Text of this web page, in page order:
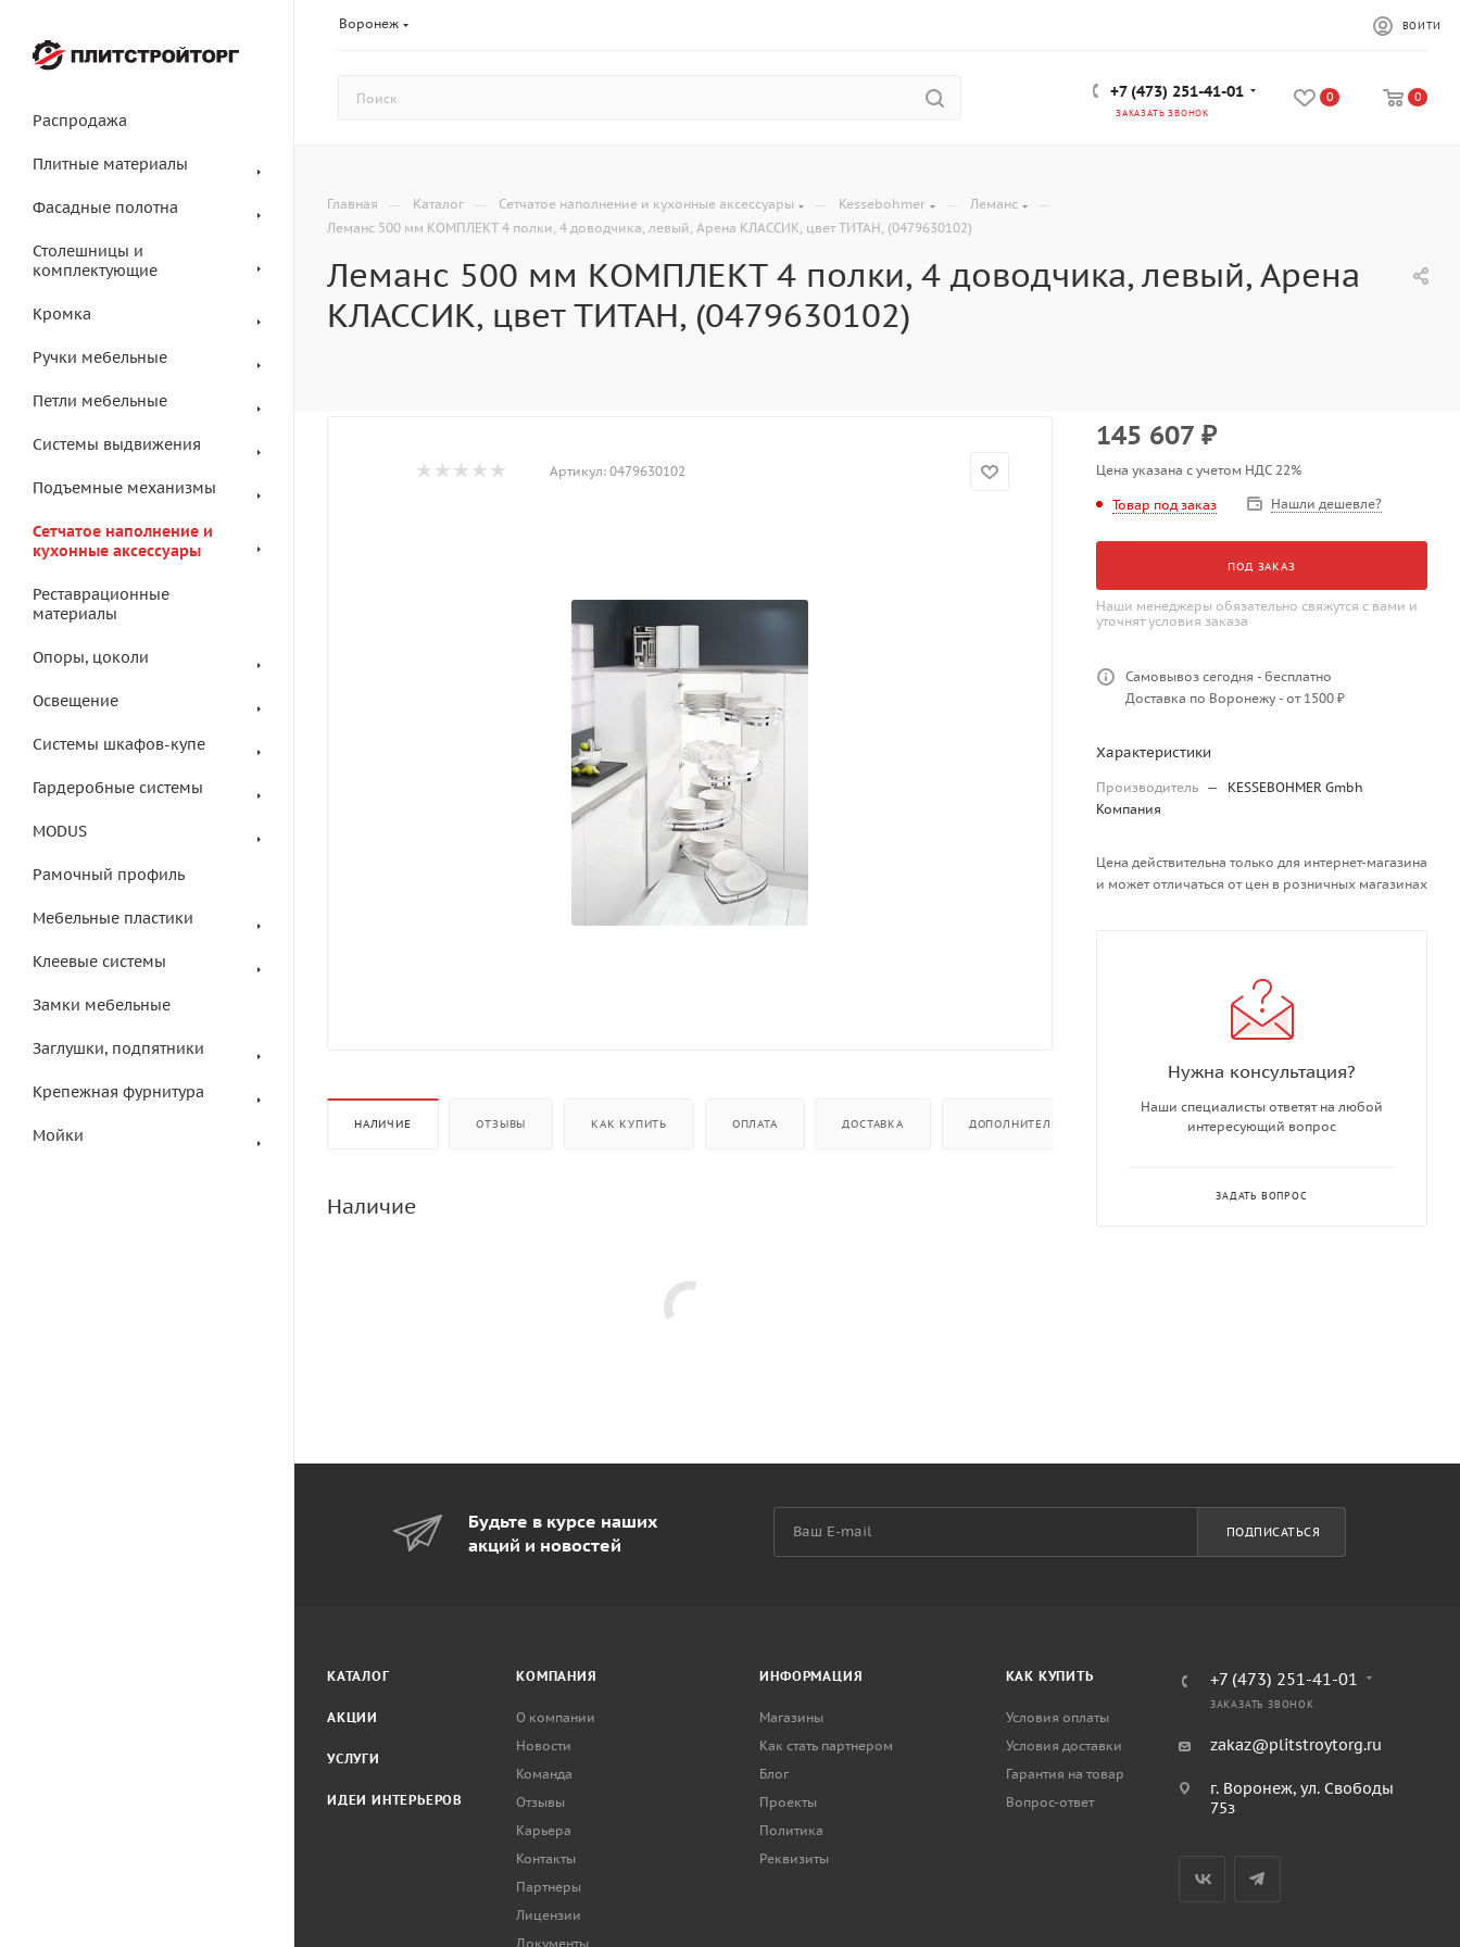
Воронеж ВОЙТИ
+7 (473) 251-41-01
ЗАКАЗАТЬ ЗВОНОК
0 0
Распродажа
Плитные материалы
Фасадные полотна
Столешницы и
комплектующие
Кромка
Ручки мебельные
Петли мебельные
Системы выдвижения
Подъемные механизмы
Сетчатое наполнение и
кухонные аксессуары
Реставрационные
материалы
Опоры, цоколи
Освещение
Системы шкафов-купе
Гардеробные системы
MODUS
Рамочный профиль
Мебельные пластики
Клеевые системы
Замки мебельные
Заглушки, подпятники
Крепежная фурнитура
Мойки
Главная — Каталог — Сетчатое наполнение и кухонные аксессуары — Kessebohmer — Леманс —
Леманс 500 мм КОМПЛЕКТ 4 полки, 4 доводчика, левый, Арена КЛАССИК, цвет ТИТАН, (0479630102)
Леманс 500 мм КОМПЛЕКТ 4 полки, 4 доводчика, левый, Арена
КЛАССИК, цвет ТИТАН, (0479630102)
Артикул: 0479630102
НАЛИЧИЕ ОТЗЫВЫ КАК КУПИТЬ ОПЛАТА ДОСТАВКА ДОПОЛНИТЕЛЬНО
Наличие
145 607 ₽
Цена указана с учетом НДС 22%
Товар под заказ Нашли дешевле?
ПОД ЗАКАЗ
Наши менеджеры обязательно свяжутся с вами и
уточнят условия заказа
Самовывоз сегодня - бесплатно
Доставка по Воронежу - от 1500 ₽
Характеристики
Производитель —
KESSEBOHMER Gmbh
Компания
Цена действительна только для интернет-магазина
и может отличаться от цен в розничных магазинах
Нужна консультация?
Наши специалисты ответят на любой
интересующий вопрос
ЗАДАТЬ ВОПРОС
Будьте в курсе наших
акций и новостей
ПОДПИСАТЬСЯ
КАТАЛОГ
АКЦИИ
УСЛУГИ
ИДЕИ ИНТЕРЬЕРОВ
КОМПАНИЯ
О компании
Новости
Команда
Отзывы
Карьера
Контакты
Партнеры
Лицензии
Документы
ИНФОРМАЦИЯ
Магазины
Как стать партнером
Блог
Проекты
Политика
Реквизиты
КАК КУПИТЬ
Условия оплаты
Условия доставки
Гарантия на товар
Вопрос-ответ
+7 (473) 251-41-01
ЗАКАЗАТЬ ЗВОНОК
zakaz@plitstroytorg.ru
г. Воронеж, ул. Свободы
75з